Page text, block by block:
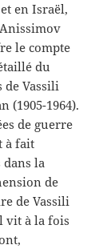
en Israël,
le compte
du
de Vassili
(1905-1964).
de guerre
à fait
dans la
de
de Vassili
vit à la fois